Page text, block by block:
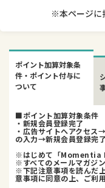
※本ページに
ポイント加算対象条
件・ポイント付与に
ついて
■ポイント加算対象条件
・新規会員登録完了
・広告サイトへアクセ
の入力→新規会員登録完了
※はじめて「Momentia
※すべてのメールマガジ
※下記注意事項を読んだ
意事項に同意の上、ご利